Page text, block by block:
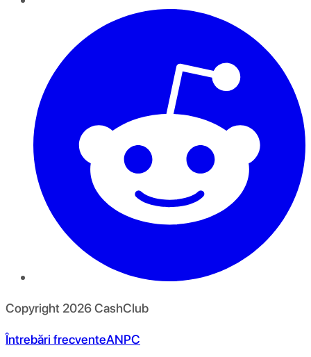
Copyright 2026CashClub
Întrebări frecventeANPC